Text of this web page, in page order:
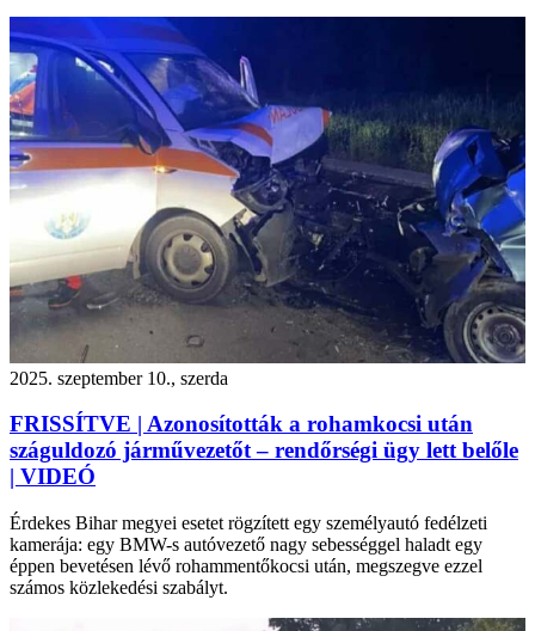
2025. szeptember 10., szerda
FRISSÍTVE | Azonosították a rohamkocsi után
száguldozó járművezetőt – rendőrségi ügy lett belőle
| VIDEÓ
Érdekes Bihar megyei esetet rögzített egy személyautó fedélzeti
kamerája: egy BMW-s autóvezető nagy sebességgel haladt egy
éppen bevetésen lévő rohammentőkocsi után, megszegve ezzel
számos közlekedési szabályt.